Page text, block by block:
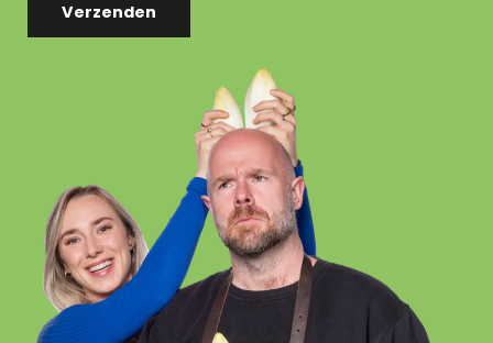
Verzenden